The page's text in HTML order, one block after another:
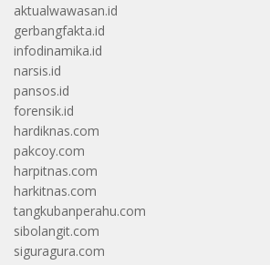
aktualwawasan.id
gerbangfakta.id
infodinamika.id
narsis.id
pansos.id
forensik.id
hardiknas.com
pakcoy.com
harpitnas.com
harkitnas.com
tangkubanperahu.com
sibolangit.com
siguragura.com